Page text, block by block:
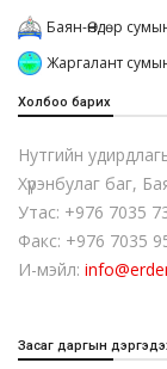
Баян-Өндөр
Жаргалант
Холбоо барих
Нутгийн
Хүрэнбулаг баг,
Утас: +976 7035
Факс: +976 7035
И-мэйл:
Засаг даргын